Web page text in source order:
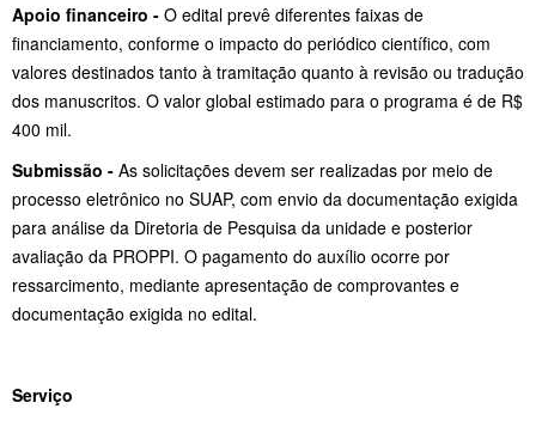
Apoio financeiro - O edital prevê diferentes faixas de
financiamento, conforme o impacto do periódico científico, com
valores destinados tanto à tramitação quanto à revisão ou tradução
dos manuscritos. O valor global estimado para o programa é de R$
400 mil.
Submissão - As solicitações devem ser realizadas por meio de
processo eletrônico no SUAP, com envio da documentação exigida
para análise da Diretoria de Pesquisa da unidade e posterior
avaliação da PROPPI. O pagamento do auxílio ocorre por
ressarcimento, mediante apresentação de comprovantes e
documentação exigida no edital.
Serviço